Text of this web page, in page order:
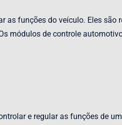
funções do veículo. Eles
módulos de controle
e regular as funções de